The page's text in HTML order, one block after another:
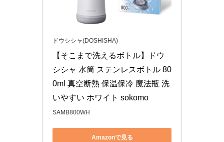
ドウシシャ(DOSHISHA)
【そこまで洗えるボトル】ドウ
シシャ 水筒 ステンレスボトル 80
0ml 真空断熱 保温保冷 魔法瓶 洗
いやすい ホワイト sokomo
SAMB800WH
Amazonで見る